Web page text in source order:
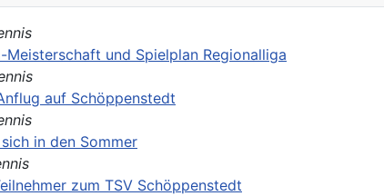
Meisterschaft und Spielplan Regionalliga
auf Schöppenstedt
in den Sommer
zum TSV Schöppenstedt